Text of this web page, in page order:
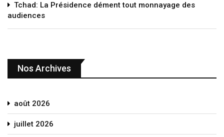
Tchad: La Présidence dément tout monnayage des
audiences
Nos Archives
août 2026
juillet 2026